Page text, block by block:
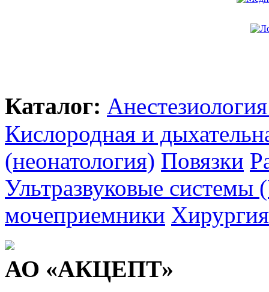
Каталог:
Кислородная и
(неонатология) Повязки
Ультразвуковые
мочеприемники Хирургия
АО «АКЦЕПТ»